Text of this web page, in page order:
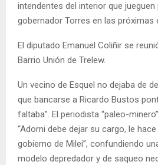
intendentes del interior que jueguen
gobernador Torres en las próximas
El diputado Emanuel Coliñir se
Barrio Unión de Trelew.
Un vecino de Esquel no dejaba de
que bancarse a Ricardo Bustos
faltaba”. El periodista “paleo-
“Adorni debe dejar su cargo, le
gobierno de Milei”, confundiendo
modelo depredador y de saqueo